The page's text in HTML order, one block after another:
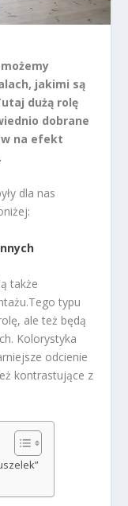
jakimi są
dużą rolę
dobrane
na efekt
dla nas
także
typu
ale też będą
Kolorystyka
odcienie
kontrastujące z